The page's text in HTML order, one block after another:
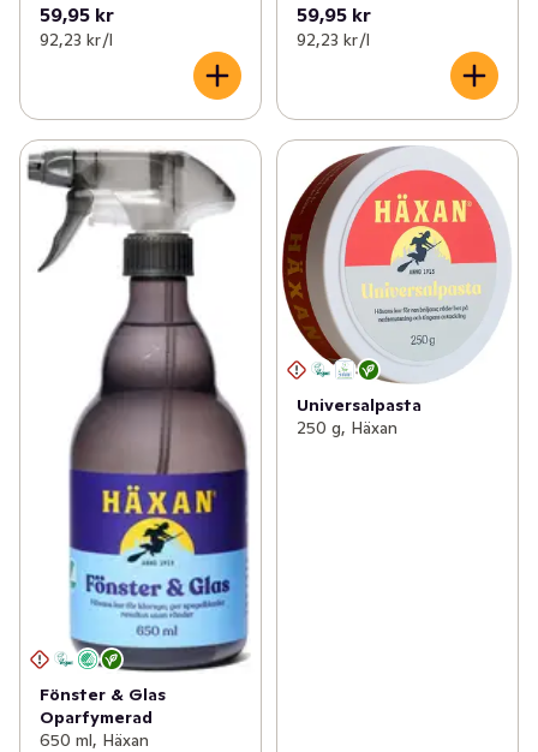
59,95 kr
92,23 kr /l
59,95 kr
92,23 kr /l
Fönster & Glas
Oparfymerad
650 ml, Häxan
Universalpasta
250 g, Häxan